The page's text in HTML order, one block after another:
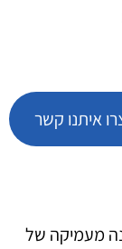
איתנו קשר
מעמיקה של